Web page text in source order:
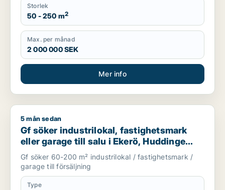
Storlek
50 - 250 m2
Max. per månad
2 000 000 SEK
Mer info
Gf söker industrilokal, fastighetsmark eller garage till salu i
5 mån sedan
Gf söker industrilokal, fastighetsmark
eller garage till salu i Ekerö, Huddinge
eller Botkyrka m.fl.
Gf söker 60-200 m² industrilokal / fastighetsmark /
garage till försäljning
Type